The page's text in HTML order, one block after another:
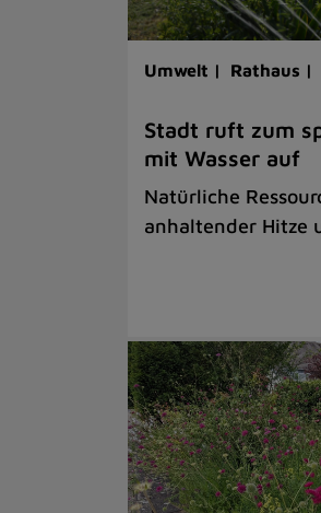
Umwelt | Rathaus |
Stadt ruft zum
mit Wasser auf
Natürliche
anhaltender Hitze